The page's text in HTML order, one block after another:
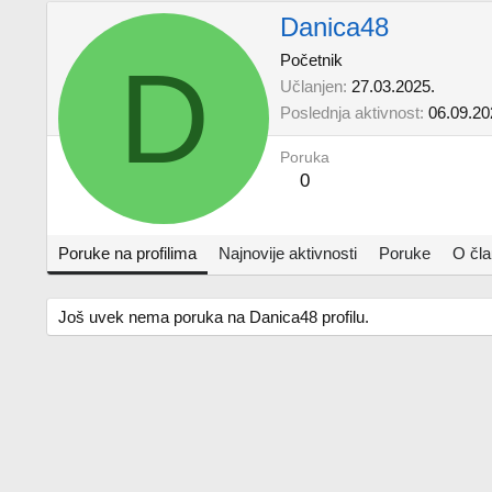
D
Danica48
Početnik
Učlanjen 27.03.2025.
Poslednja aktivnost
Poruka
0
Poruke na profilima Najnovije aktivnosti Poruke O
Još uvek nema poruka na Danica48 profilu.